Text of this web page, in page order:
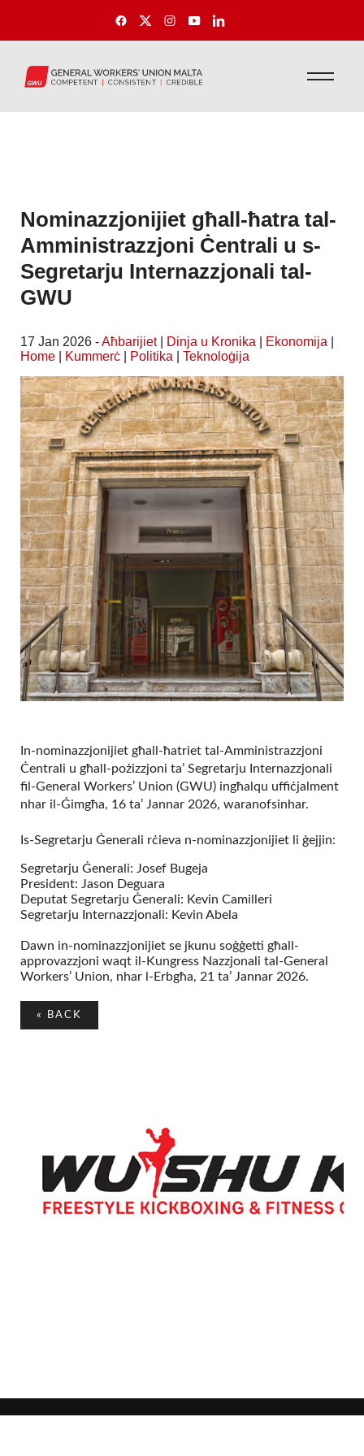
Nominazzjonijiet għall-ħatra tal-
Amministrazzjoni Ċentrali u s-
Segretarju Internazzjonali tal-
GWU
17 Jan 2026 -Aħbarijiet| Dinja u Kronika Ekonomija
Home
Kummerċ Politika Teknoloġija
In-nominazzjonijiet għall-ħatriet tal-Amministrazzjoni
Ċentrali u għall-pożizzjoni ta’ Segretarju Internazzjonali
fil-General Workers’ Union (GWU) ingħalqu uffiċjalment
nhar il-Ġimgħa, 16 ta’ Jannar 2026, waranofsinhar.
Is-Segretarju Ġenerali rċieva n-nominazzjonijiet li ġejjin:
Segretarju Ġenerali: Josef Bugeja
President: Jason Deguara
Deputat Segretarju Ġenerali: Kevin Camilleri
Segretarju Internazzjonali: Kevin Abela
Dawn in-nominazzjonijiet se jkunu soġġetti għall-
approvazzjoni waqt il-Kungress Nazzjonali tal-General
Workers’ Union, nhar l-Erbgħa, 21 ta’ Jannar 2026.
« BACK